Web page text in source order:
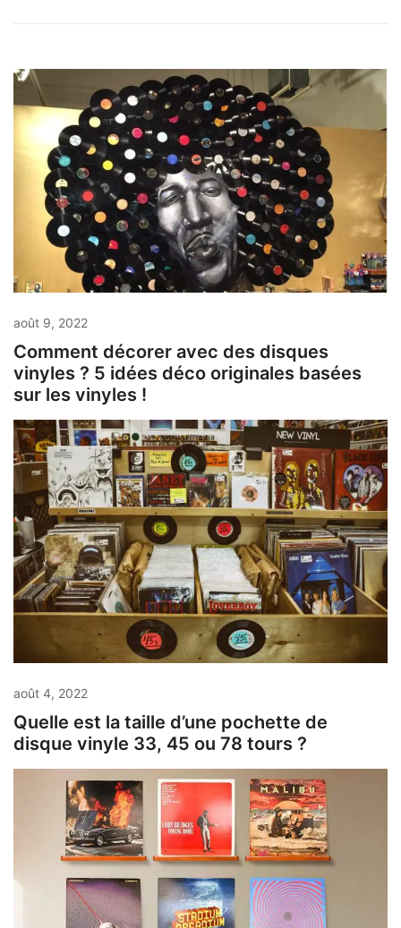
août 9, 2022
Comment décorer avec des disques
vinyles ? 5 idées déco originales basées
sur les vinyles !
août 4, 2022
Quelle est la taille d’une pochette de
disque vinyle 33, 45 ou 78 tours ?